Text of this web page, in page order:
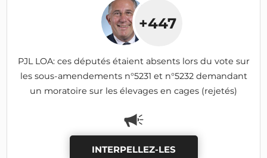
+447
PJL LOA: ces députés étaient absents lors du vote sur
les sous-amendements n°5231 et n°5232 demandant
un moratoire sur les élevages en cages (rejetés)
INTERPELLEZ-LES